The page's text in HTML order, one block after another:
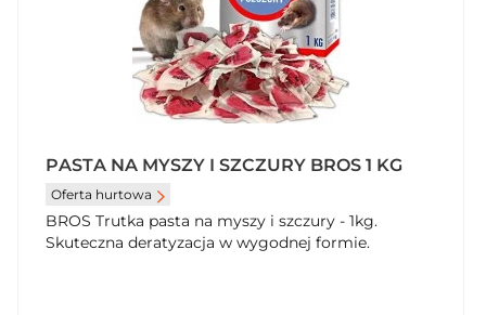
PASTA NA MYSZY I SZCZURY BROS 1 KG
Oferta hurtowa
BROS Trutka pasta na myszy i szczury - 1kg.
Skuteczna deratyzacja w wygodnej formie.